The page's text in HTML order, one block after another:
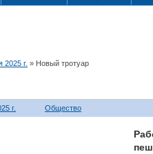
г. » Новый тротуар
г. Общество